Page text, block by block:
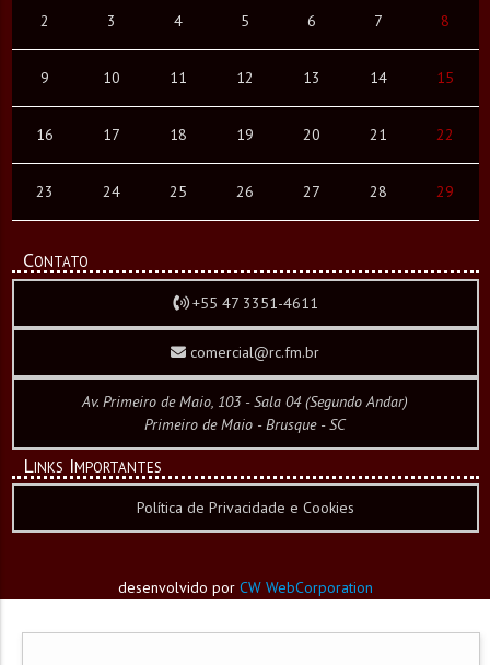
2 3 4 5 6 7 8
9 10 11 12 13 14 15
16 17 18 19 20 21 22
23 24 25 26 27 28 29
Contato
+55 47 3351-4611
comercial@rc.fm.br
Av. Primeiro de Maio, 103 - Sala 04 (Segundo Andar)
Primeiro de Maio - Brusque - SC
Links Importantes
Política de Privacidade e Cookies
desenvolvido por CW WebCorporation